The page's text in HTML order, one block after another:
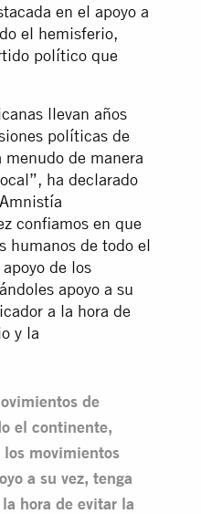
en el apoyo a
el hemisferio,
político que
llevan años
políticas de
de manera
ha declarado
confiamos en que
humanos de todo el
de los
apoyo a su
a la hora de
y la
de
el continente,
movimientos
a su vez, tenga
hora de evitar la